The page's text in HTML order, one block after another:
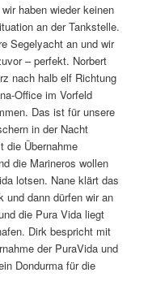
haben wieder keinen
an der Tankstelle.
Segelyacht an und wir
– perfekt. Norbert
nach halb elf Richtung
Office im Vorfeld
Das ist für unsere
in der Nacht
die Übernahme
die Marineros wollen
lotsen. Nane klärt das
und dann dürfen wir an
die Pura Vida liegt
Dirk bespricht mit
der PuraVida und
Dondurma für die